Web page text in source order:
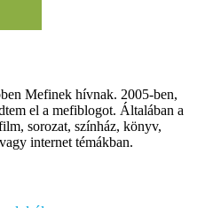
Mefinek hívnak. 2005-ben,
el a mefiblogot. Általában a
sorozat, színház, könyv,
internet témákban.